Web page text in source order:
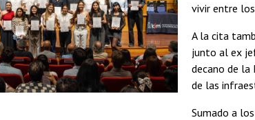
vivir entre
A la cita
junto al ex
decano de la
de las
Sumado a